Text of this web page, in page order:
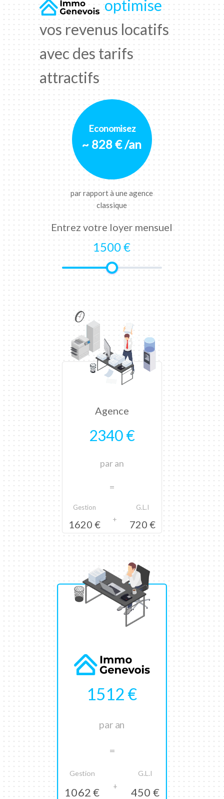
optimise
vos revenus locatifs
avec des tarifs
attractifs
Economisez
~ 828 € /an
par rapport à une agence
classique
Entrez votre loyer mensuel
1500 €
Agence
2340 €
par an
=
Gestion
1620 € +
G.L.I
720 €
1512 €
par an
=
Gestion
1062 € +
G.L.I
450 €